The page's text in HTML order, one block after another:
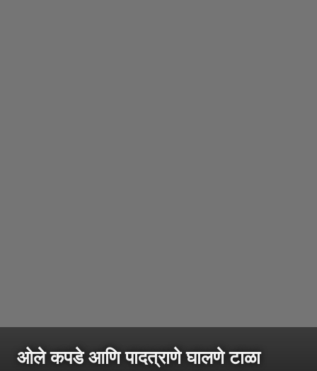
ओले कपडे आणि पादत्राणे घालणे टाळा